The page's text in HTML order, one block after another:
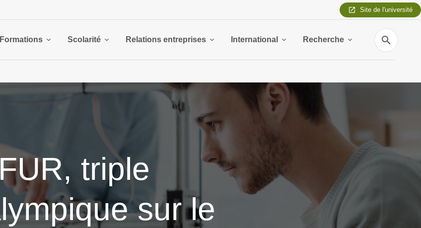
Site de l'université
Formations Scolarité Relations entreprises International Recherche
Recherche
triple
sur le